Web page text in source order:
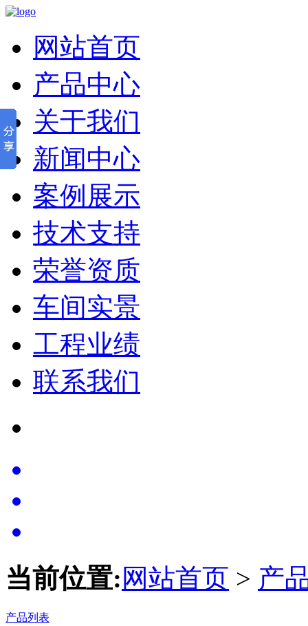
网站首页
产品中心
关于我们
新闻中心
案例展示
技术支持
荣誉资质
车间实景
工程业绩
联系我们
当前位置: 网站首页 > 产
产品列表